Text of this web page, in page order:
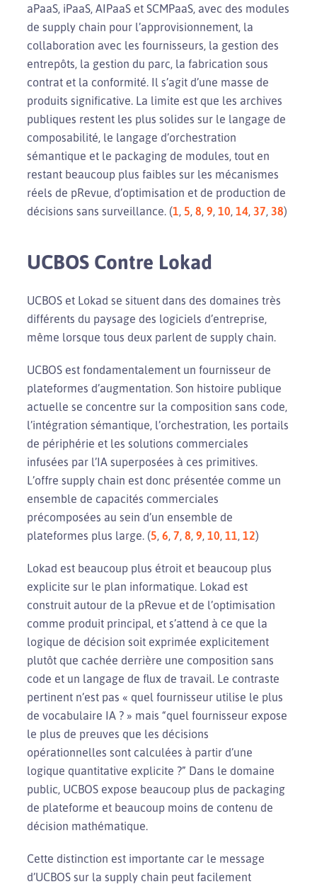
aPaaS, iPaaS, AIPaaS et SCMPaaS, avec des modules
de supply chain pour l’approvisionnement, la
collaboration avec les fournisseurs, la gestion des
entrepôts, la gestion du parc, la fabrication sous
contrat et la conformité. Il s’agit d’une masse de
produits significative. La limite est que les archives
publiques restent les plus solides sur le langage de
composabilité, le langage d’orchestration
sémantique et le packaging de modules, tout en
restant beaucoup plus faibles sur les mécanismes
réels de pRevue, d’optimisation et de production de
décisions sans surveillance. (1, 5, 8, 9, 10, 14, 37, 38)
UCBOS Contre Lokad
UCBOS et Lokad se situent dans des domaines très
différents du paysage des logiciels d’entreprise,
même lorsque tous deux parlent de supply chain.
UCBOS est fondamentalement un fournisseur de
plateformes d’augmentation. Son histoire publique
actuelle se concentre sur la composition sans code,
l’intégration sémantique, l’orchestration, les portails
de périphérie et les solutions commerciales
infusées par l’IA superposées à ces primitives.
L’offre supply chain est donc présentée comme un
ensemble de capacités commerciales
précomposées au sein d’un ensemble de
plateformes plus large. (5, 6, 7, 8, 9, 10, 11, 12)
Lokad est beaucoup plus étroit et beaucoup plus
explicite sur le plan informatique. Lokad est
construit autour de la pRevue et de l’optimisation
comme produit principal, et s’attend à ce que la
logique de décision soit exprimée explicitement
plutôt que cachée derrière une composition sans
code et un langage de flux de travail. Le contraste
pertinent n’est pas « quel fournisseur utilise le plus
de vocabulaire IA ? » mais “quel fournisseur expose
le plus de preuves que les décisions
opérationnelles sont calculées à partir d’une
logique quantitative explicite ?” Dans le domaine
public, UCBOS expose beaucoup plus de packaging
de plateforme et beaucoup moins de contenu de
décision mathématique.
Cette distinction est importante car le message
d’UCBOS sur la supply chain peut facilement